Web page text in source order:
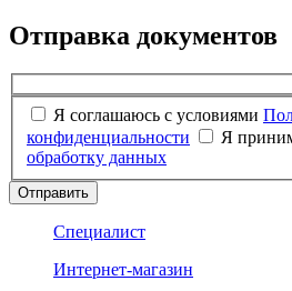
Отправка документов
Я соглашаюсь с условиями
конфиденциальности
Я
обработку данных
Отправить
Специалист
Интернет-магазин